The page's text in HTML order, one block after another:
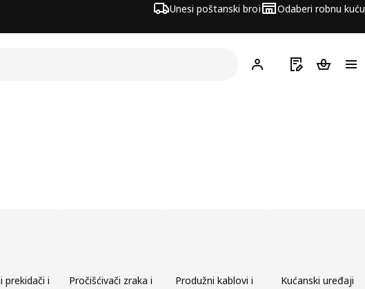
Unesi poštanski broj Odaberi robnu kuću
Hej! Prijavi se
Popis zaKošarica
prekidači i
Pročišćivači zraka i
Produžni kablovi i
Kućanski uređaji